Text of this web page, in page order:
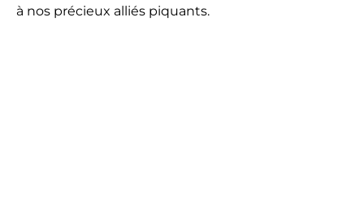
à nos précieux alliés piquants.